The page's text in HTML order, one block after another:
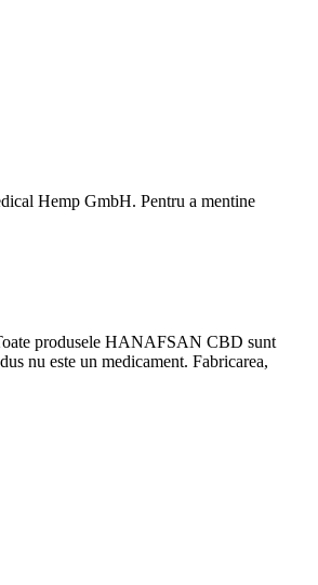
Hemp GmbH. Pentru a mentine
produsele HANAFSAN CBD sunt
nu este un medicament. Fabricarea,